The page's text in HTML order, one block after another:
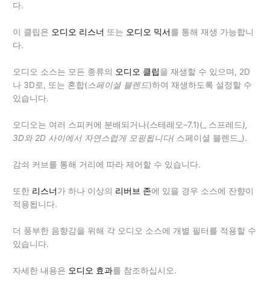
다.
이 클립은 오디오 리스너 또는 오디오 믹서를 통해 재생 가능합니
다.
오디오 소스는 모든 종류의 오디오 클립을 재생할 수 있으며, 2D
나 3D로, 또는 혼합(스페이셜 블렌드)하여 재생하도록 설정할 수
있습니다.
오디오는 여러 스피커에 분배되거나(스테레오–7.1)(_ 스프레드),
3D와 2D 사이에서 자연스럽게 모핑됩니다( 스페이셜 블렌드_).
감쇠 커브를 통해 거리에 따라 제어할 수 있습니다.
또한 리스너가 하나 이상의 리버브 존에 있을 경우 소스에 잔향이
적용됩니다.
더 풍부한 음향감을 위해 각 오디오 소스에 개별 필터를 적용할 수
있습니다.
자세한 내용은 오디오 효과를 참조하십시오.